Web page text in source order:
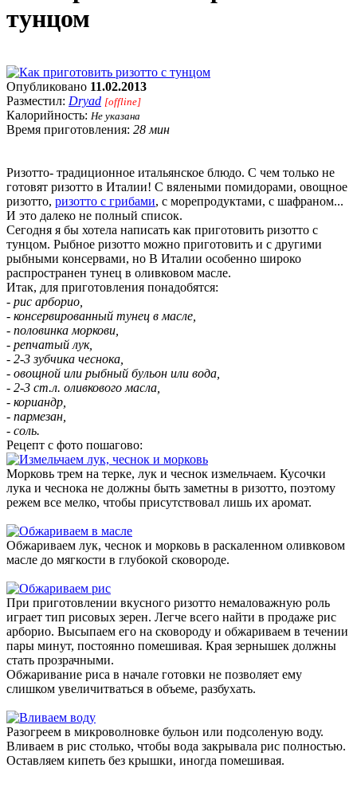
тунцом
Опубликовано 11.02.2013
Разместил: Dryad [offline]
Калорийность: Не указана
Время приготовления: 28 мин
Ризотто- традиционное итальянское блюдо. С чем только не
готовят ризотто в Италии! С вялеными помидорами, овощное
ризотто, ризотто с грибами, с морепродуктами, с шафраном...
И это далеко не полный список.
Сегодня я бы хотела написать как приготовить ризотто с
тунцом. Рыбное ризотто можно приготовить и с другими
рыбными консервами, но В Италии особенно широко
распространен тунец в оливковом масле.
Итак, для приготовления понадобятся:
- рис арборио,
- консервированный тунец в масле,
- половинка моркови,
- репчатый лук,
- 2-3 зубчика чеснока,
- овощной или рыбный бульон или вода,
- 2-3 ст.л. оливкового масла,
- кориандр,
- пармезан,
- соль.
Рецепт с фото пошагово:
Морковь трем на терке, лук и чеснок измельчаем. Кусочки
лука и чеснока не должны быть заметны в ризотто, поэтому
режем все мелко, чтобы присутствовал лишь их аромат.
Обжариваем лук, чеснок и морковь в раскаленном оливковом
масле до мягкости в глубокой сковороде.
При приготовлении вкусного ризотто немаловажную роль
играет тип рисовых зерен. Легче всего найти в продаже рис
арборио. Высыпаем его на сковороду и обжариваем в течении
пары минут, постоянно помешивая. Края зернышек должны
стать прозрачными.
Обжаривание риса в начале готовки не позволяет ему
слишком увеличитваться в объеме, разбухать.
Разогреем в микроволновке бульон или подсоленую воду.
Вливаем в рис столько, чтобы вода закрывала рис полностью.
Оставляем кипеть без крышки, иногда помешивая.